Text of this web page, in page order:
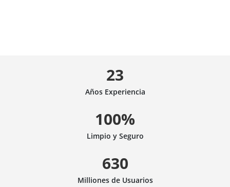
23
Años Experiencia
100%
Limpio y Seguro
630
Milliones de Usuarios